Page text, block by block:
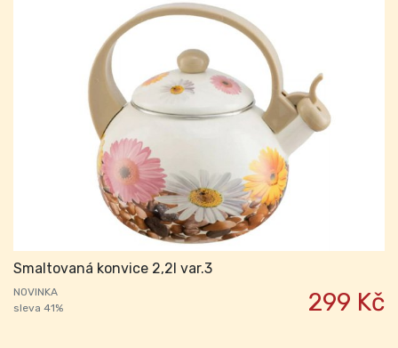
Smaltovaná konvice 2,2l var.3
NOVINKA
sleva 41%
299 Kč